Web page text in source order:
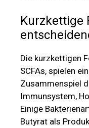
Kurzkettige
Die kurzkettigen
SCFAs, spielen
Zusammenspiel
Immunsystem,
Einige
Butyrat als